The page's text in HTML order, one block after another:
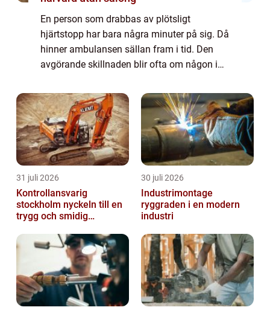
En person som drabbas av plötsligt
hjärtstopp har bara några minuter på sig. Då
hinner ambulansen sällan fram i tid. Den
avgörande skillnaden blir ofta om någon i
31 juli 2026
Kontrollansvarig
stockholm nyckeln till en
trygg och smidig
30 juli 2026
Industrimontage
ryggraden i en modern
industri